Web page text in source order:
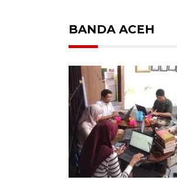
BANDA ACEH